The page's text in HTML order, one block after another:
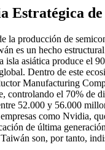
Estratégica
la producción de
es un hecho
isla asiática produce el
Dentro de este
Manufacturing
controlando el 70% de
52.000 y 56.000
como Nvidia,
de última
son, por tanto,